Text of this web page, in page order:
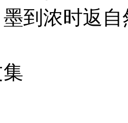
到浓时返